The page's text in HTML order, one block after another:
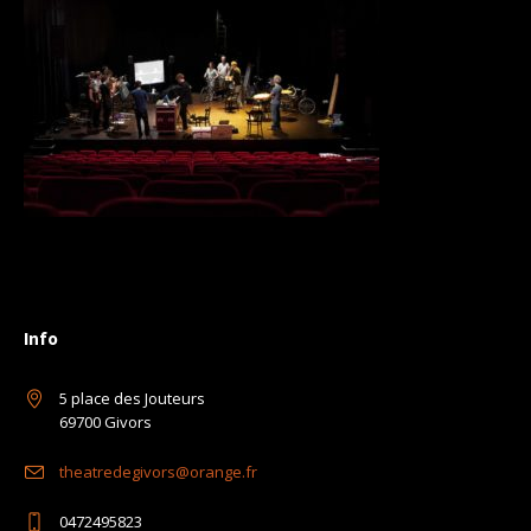
Info
5 place des Jouteurs
69700 Givors
theatredegivors@orange.fr
0472495823